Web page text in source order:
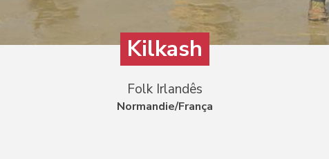
Kilkash
Folk Irlandês
Normandie/França